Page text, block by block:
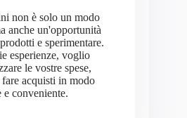
non è solo un modo
anche un'opportunità
e sperimentare.
esperienze, voglio
le vostre spese,
acquisti in modo
e conveniente.